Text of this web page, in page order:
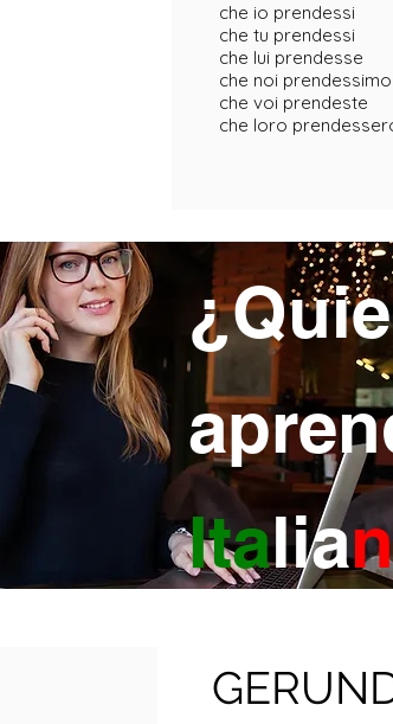
che io prendessi
che tu prendessi
che lui prendesse
che noi prendessimo
che voi prendeste
che loro
Italia